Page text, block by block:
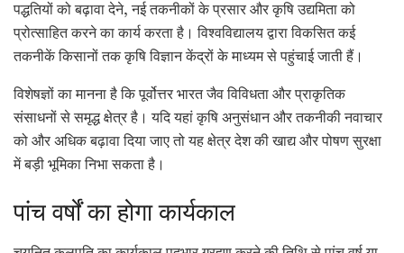
पद्धतियों को बढ़ावा देने, नई तकनीकों के प्रसार और कृषि उद्यमिता को
प्रोत्साहित करने का कार्य करता है। विश्वविद्यालय द्वारा विकसित कई
तकनीकें किसानों तक कृषि विज्ञान केंद्रों के माध्यम से पहुंचाई जाती हैं।
विशेषज्ञों का मानना है कि पूर्वोत्तर भारत जैव विविधता और प्राकृतिक
संसाधनों से समृद्ध क्षेत्र है। यदि यहां कृषि अनुसंधान और तकनीकी नवाचार
को और अधिक बढ़ावा दिया जाए तो यह क्षेत्र देश की खाद्य और पोषण सुरक्षा
में बड़ी भूमिका निभा सकता है।
पांच वर्षों का होगा कार्यकाल